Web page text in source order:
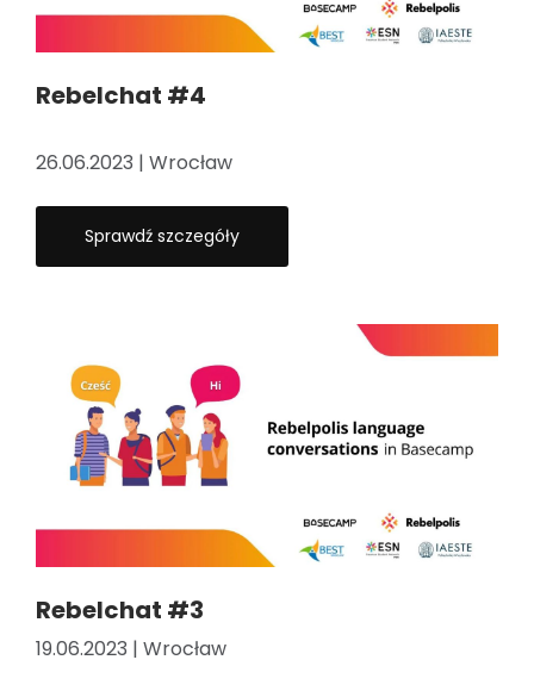
Rebelchat #4
26.06.2023 | Wrocław
Sprawdź szczegóły
Rebelchat #3
19.06.2023 | Wrocław